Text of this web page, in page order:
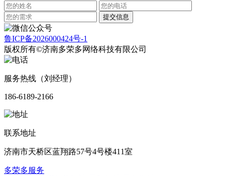
鲁ICP备2026000424号-1
版权所有©济南多荣多网络科技有限公司
服务热线（刘经理）
186-6189-2166
联系地址
济南市天桥区蓝翔路57号4号楼411室
多荣多服务